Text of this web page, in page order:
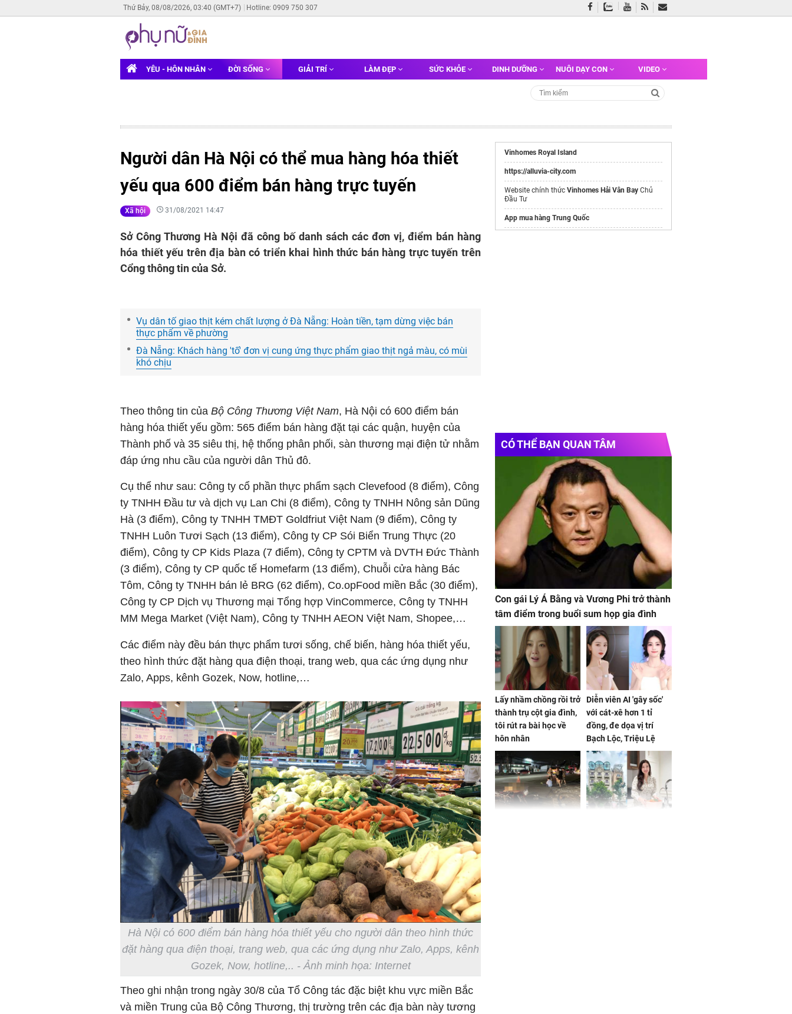
Thứ Bảy, 08/08/2026, 03:40 (GMT+7) Hotline: 0909 750 307
YÊU - HÔN NHÂN ĐỜI SỐNG GIẢI TRÍ LÀM ĐẸP SỨC KHỎE DINH DƯỠNG NUÔI DẠY CON VIDEO
Người dân Hà Nội có thể mua hàng hóa thiết
yếu qua 600 điểm bán hàng trực tuyến
Xã hội 31/08/2021 14:47
Sở Công Thương Hà Nội đã công bố danh sách các đơn vị, điểm bán hàng
hóa thiết yếu trên địa bàn có triển khai hình thức bán hàng trực tuyến trên
Cổng thông tin của Sở.
Vụ dân tố giao thịt kém chất lượng ở Đà Nẵng: Hoàn tiền, tạm dừng việc bán
thực phẩm về phường
Đà Nẵng: Khách hàng 'tố' đơn vị cung ứng thực phẩm giao thịt ngả màu, có mùi
khó chịu
Theo thông tin của Bộ Công Thương Việt Nam, Hà Nội có 600 điểm bán
hàng hóa thiết yếu gồm: 565 điểm bán hàng đặt tại các quận, huyện của
Thành phố và 35 siêu thị, hệ thống phân phối, sàn thương mại điện tử nhằm
đáp ứng nhu cầu của người dân Thủ đô.
Cụ thể như sau: Công ty cổ phần thực phẩm sạch Clevefood (8 điểm), Công
ty TNHH Đầu tư và dịch vụ Lan Chi (8 điểm), Công ty TNHH Nông sản Dũng
Hà (3 điểm), Công ty TNHH TMĐT Goldfriut Việt Nam (9 điểm), Công ty
TNHH Luôn Tươi Sạch (13 điểm), Công ty CP Sói Biển Trung Thực (20
điểm), Công ty CP Kids Plaza (7 điểm), Công ty CPTM và DVTH Đức Thành
(3 điểm), Công ty CP quốc tế Homefarm (13 điểm), Chuỗi cửa hàng Bác
Tôm, Công ty TNHH bán lẻ BRG (62 điểm), Co.opFood miền Bắc (30 điểm),
Công ty CP Dịch vụ Thương mại Tổng hợp VinCommerce, Công ty TNHH
MM Mega Market (Việt Nam), Công ty TNHH AEON Việt Nam, Shopee,…
Các điểm này đều bán thực phẩm tươi sống, chế biến, hàng hóa thiết yếu,
theo hình thức đặt hàng qua điện thoại, trang web, qua các ứng dụng như
Zalo, Apps, kênh Gozek, Now, hotline,…
Hà Nội có 600 điểm bán hàng hóa thiết yếu cho người dân theo hình thức
đặt hàng qua điện thoại, trang web, qua các ứng dụng như Zalo, Apps, kênh
Gozek, Now, hotline,.. - Ảnh minh họa: Internet
Theo ghi nhận trong ngày 30/8 của Tổ Công tác đặc biệt khu vực miền Bắc
và miền Trung của Bộ Công Thương, thị trường trên các địa bàn này tương
Vinhomes Royal Island
https://alluvia-city.com
Website chính thức Vinhomes Hải Vân Bay Chủ
Đầu Tư
App mua hàng Trung Quốc
CÓ THỂ BẠN QUAN TÂM
Con gái Lý Á Bằng và Vương Phi trở thành
tâm điểm trong buổi sum họp gia đình
Lấy nhầm chồng rồi trở
thành trụ cột gia đình,
tôi rút ra bài học về
hôn nhân
Diễn viên AI 'gây sốc'
với cát-xê hơn 1 tỉ
đồng, đe dọa vị trí
Bạch Lộc, Triệu Lệ
Dĩnh